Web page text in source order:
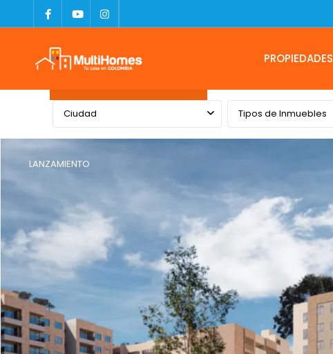
PROPIEDADES
Ciudad Tipos de Inmuebles
LANZAMIENTO